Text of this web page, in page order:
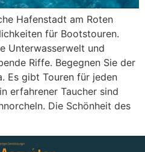
Hafenstadt am Roten
für Bootstouren.
Unterwasserwelt und
Riffe. Begegnen Sie der
Es gibt Touren für jeden
erfahrener Taucher sind
Die Schönheit des